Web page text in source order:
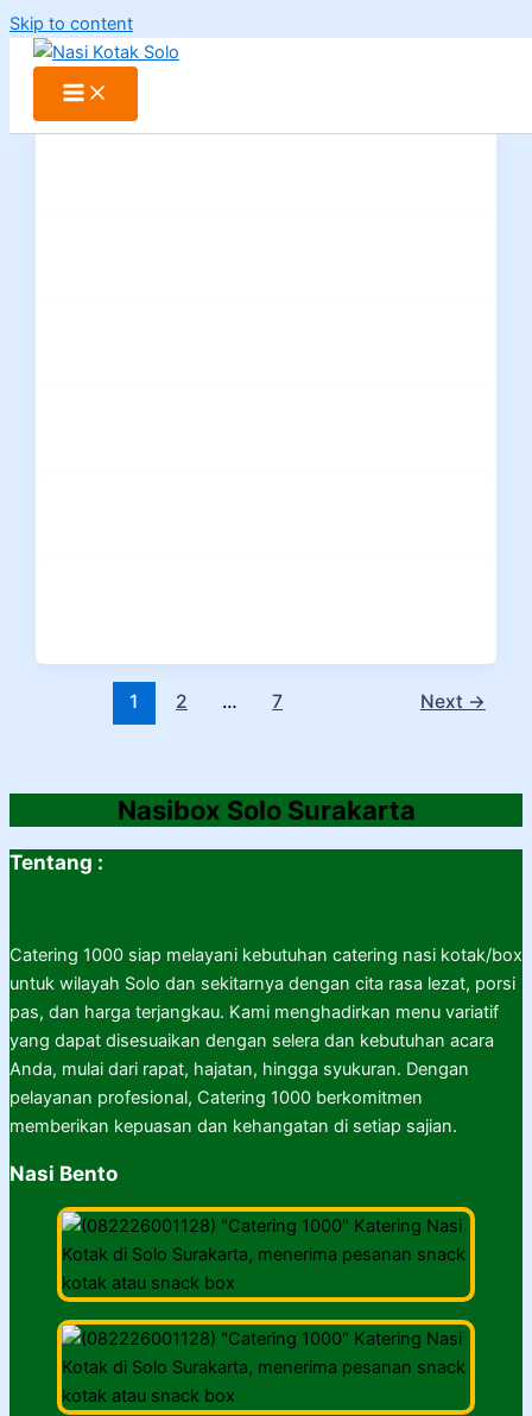
Skip to content
1 2 … 7 Next →
Nasibox Solo Surakarta
Tentang :
Catering 1000 siap melayani kebutuhan catering nasi kotak/box
untuk wilayah Solo dan sekitarnya dengan cita rasa lezat, porsi
pas, dan harga terjangkau. Kami menghadirkan menu variatif
yang dapat disesuaikan dengan selera dan kebutuhan acara
Anda, mulai dari rapat, hajatan, hingga syukuran. Dengan
pelayanan profesional, Catering 1000 berkomitmen
memberikan kepuasan dan kehangatan di setiap sajian.
Nasi Bento